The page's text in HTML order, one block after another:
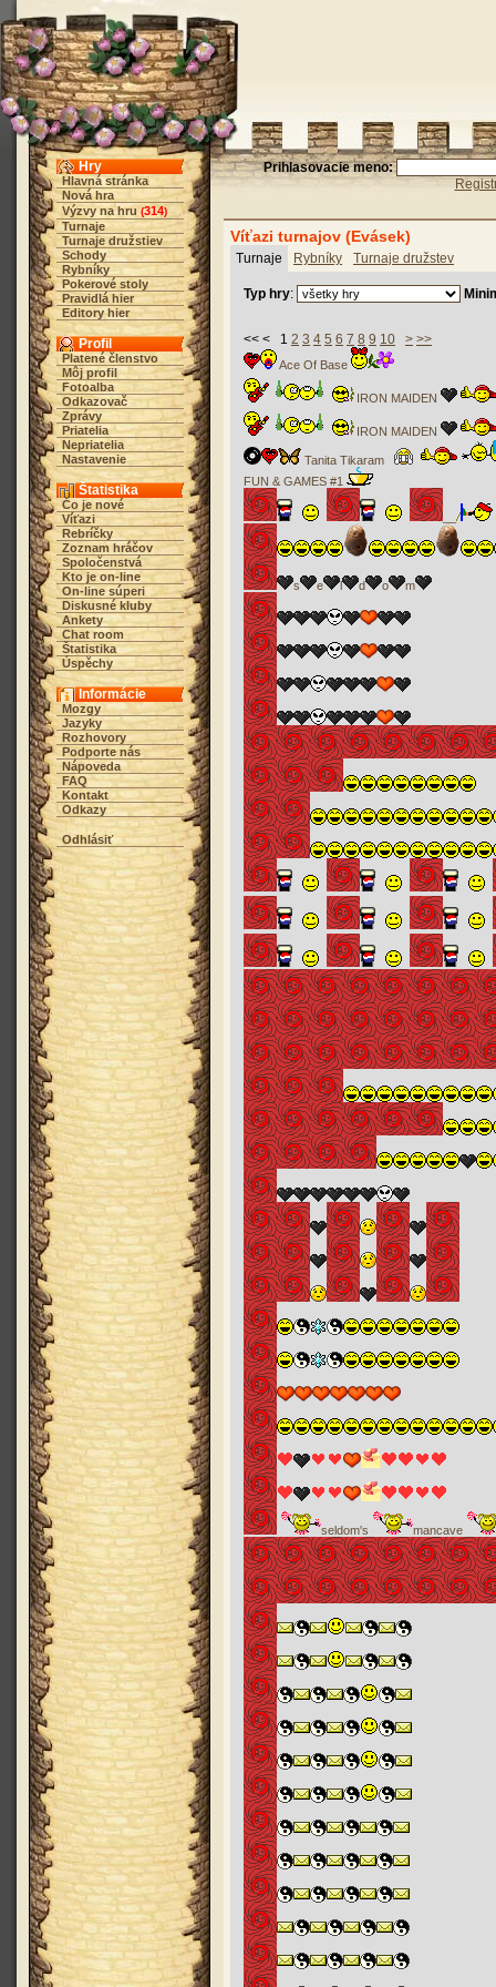
Hry
Hlavná stránka
Nová hra
Výzvy na hru (314)
Turnaje
Turnaje družstiev
Schody
Rybníky
Pokerové stoly
Pravidlá hier
Editory hier
Profil
Platené členstvo
Môj profil
Fotoalba
Odkazovač
Zprávy
Priatelia
Nepriatelia
Nastavenie
Štatistika
Čo je nové
Víťazi
Rebríčky
Zoznam hráčov
Spoločenstvá
Kto je on-line
On-line súperi
Diskusné kluby
Ankety
Chat room
Štatistika
Úspěchy
Informácie
Mozgy
Jazyky
Rozhovory
Podporte nás
Nápoveda
FAQ
Kontakt
Odkazy
Odhlásiť
Prihlasovacie meno:
Víťazi turnajov (Evásek)
Turnaje Rybníky Turnaje družstev
Typ hry:
<< < 1 2 3 4 5 6 7 8 9 10 > >>
Ace Of Base
IRON MAIDEN
IRON MAIDEN
Tanita Tikaram
FUN & GAMES #1
s e l d o m
seldom's mancave